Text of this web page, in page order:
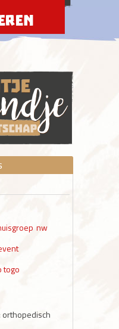
nw
togo
orthopedisch